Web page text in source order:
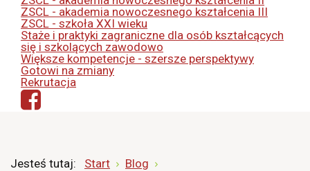
ZSCL - akademia nowoczesnego kształcenia III
ZSCL - szkoła XXI wieku
Staże i praktyki zagraniczne dla osób kształcących
się i szkolących zawodowo
Większe kompetencje - szersze perspektywy
Gotowi na zmiany
Rekrutacja
Jesteś tutaj: Start
Blog